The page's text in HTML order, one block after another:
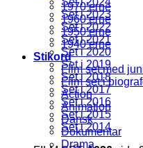
Set i 2023
Set i 2022
Set i 2021
Set i 2020
Set i 2019
Set i 2018
Set i 2017
Set i 2016
Set i 2015
Set i 2014
1970’erne
1960’erne
1950’erne
1940’erne
Stikord
Film set med
Film set i
Action
Animation
Dansk
Dokumentar
Drama